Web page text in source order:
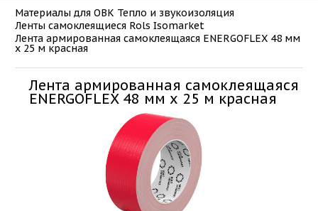
Материалы для ОВК Тепло и звукоизоляция
Ленты самоклеящиеся Rols Isomarket
Лента армированная самоклеящаяся ENERGOFLEX 48 мм
х 25 м красная
Лента армированная самоклеящаяся
ENERGOFLEX 48 мм х 25 м красная